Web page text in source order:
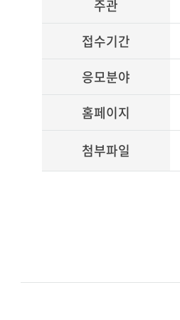
주관
접수기간
응모분야
홈페이지
첨부파일